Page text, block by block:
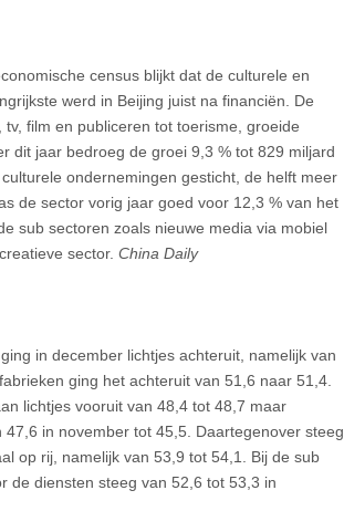
census blijkt dat de culturele en
werd in Beijing juist na financiën. De
film en publiceren tot toerisme, groeide
dit jaar bedroeg de groei 9,3 % tot 829 miljard
ondernemingen gesticht, de helft meer
de sector vorig jaar goed voor 12,3 % van het
sub sectoren zoals nieuwe media via mobiel
sector. China Daily
in december lichtjes achteruit, namelijk van
ging het achteruit van 51,6 naar 51,4.
lichtjes vooruit van 48,4 tot 48,7 maar
in november tot 45,5. Daartegenover steeg
op rij, namelijk van 53,9 tot 54,1. Bij de sub
de diensten steeg van 52,6 tot 53,3 in